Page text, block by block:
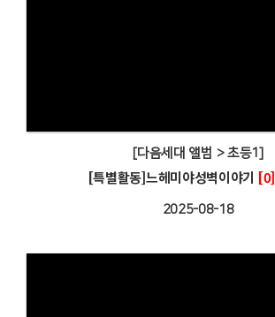
[다음세대 앨범 > 초등1]
[특별활동]느헤미야성벽이야기 [0]
2025-08-18